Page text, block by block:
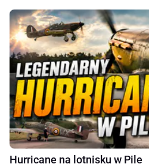
Hurricane na lotnisku w Pile